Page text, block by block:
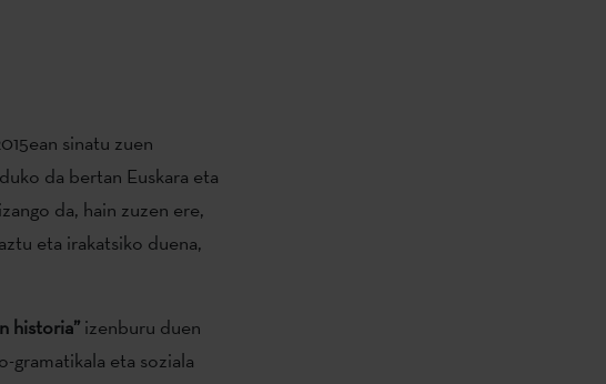
sinatu zuen
da bertan Euskara eta
da, hain zuzen ere,
eta irakatsiko duena,
historia”izenburu duen
gramatikala eta soziala